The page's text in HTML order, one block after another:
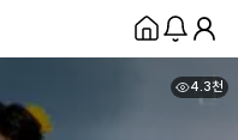
4.3천